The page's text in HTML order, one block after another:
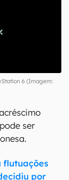
6 (Imagem:
ser
flutuações
por